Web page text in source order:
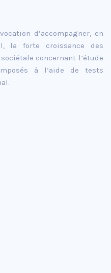
d’accompagner, en
la forte croissance des
concernant l’étude
à l’aide de tests